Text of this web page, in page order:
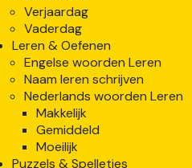
Verjaardag
Vaderdag
Leren & Oefenen
Engelse woorden Leren
Naam leren schrijven
Nederlands woorden Leren
Makkelijk
Gemiddeld
Moeilijk
Puzzels & Spelletjes